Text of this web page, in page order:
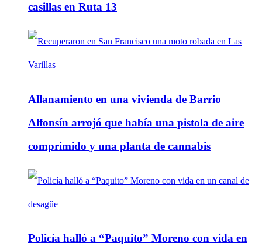
casillas en Ruta 13
Allanamiento en una vivienda de Barrio
Alfonsín arrojó que había una pistola de aire
comprimido y una planta de cannabis
Policía halló a “Paquito” Moreno con vida en